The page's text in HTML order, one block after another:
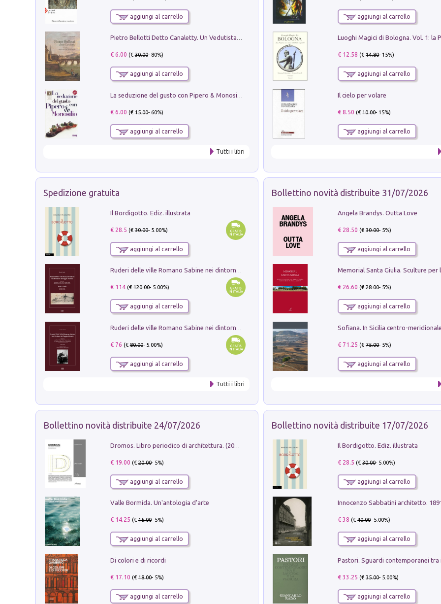
aggiungi al carrello
Pietro Bellotti Detto Canaletty. Un Vedutista Veneziano nella Francia dell'Ancien Régime
€ 6.00 (€30.00- 80%)
aggiungi al carrello
€ 6.00 (€15.00- 60%)
aggiungi al carrello
Tutti i libri
aggiungi al carrello
€ 12.58 (€14.80- 15%)
aggiungi al carrello
Il cielo per volare
€ 8.50 (€10.00- 15%)
aggiungi al carrello
Spedizione gratuita
Il Bordigotto. Ediz. illustrata
€ 28.5 (€30.00- 5.00%)
aggiungi al carrello
Ruderi delle ville Romano Sabine nei dintorni di Poggio Mirteto. Illustrati dal dott.re prof.re cav.re Ercole Nardi regio ispettore degli scavi e monumenti. Anno 1885. Tavole e studio. Con 25 tavole fuori testo in cartella editoriale
€ 114(€120.00- 5.00%)
aggiungi al carrello
€ 76 (€80.00- 5.00%)
aggiungi al carrello
Tutti i libri
Bollettino novità distribuite 31/07/2026
Angela Brandys. Outta Love
€ 28.50 (€30.00- 5%)
aggiungi al carrello
€ 26.60 (€28.00- 5%)
aggiungi al carrello
€ 71.25 (€75.00- 5%)
aggiungi al carrello
Bollettino novità distribuite 24/07/2026
Dromos. Libro periodico di architettura. (2026). Vol. 15: Post-model
€ 19.00 (€20.00- 5%)
aggiungi al carrello
Valle Bormida. Un'antologia d'arte
€ 14.25 (€15.00- 5%)
aggiungi al carrello
Di colori e di ricordi
€ 17.10 (€18.00- 5%)
aggiungi al carrello
Bollettino novità distribuite 17/07/2026
Il Bordigotto. Ediz. illustrata
€ 28.5 (€30.00- 5.00%)
aggiungi al carrello
Innocenzo Sabbatini architetto.
€ 38 (€40.00- 5.00%)
aggiungi al carrello
€ 33.25 (€35.00- 5.00%)
aggiungi al carrello